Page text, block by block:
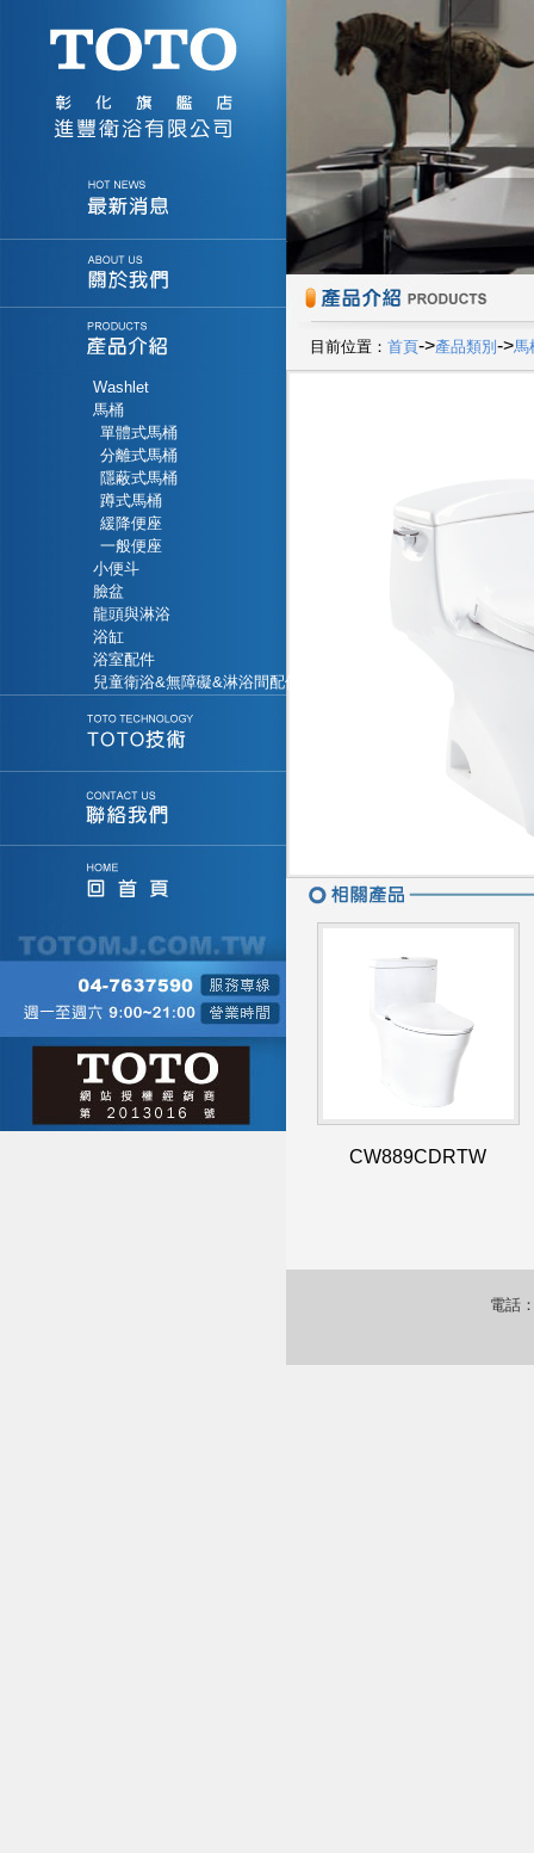
Washlet
馬桶
單體式馬桶
分離式馬桶
隱蔽式馬桶
蹲式馬桶
緩降便座
一般便座
小便斗
臉盆
龍頭與淋浴
浴缸
浴室配件
兒童衛浴&無障礙&淋浴間配件
目前位置： 首頁->產品類別 ->馬
CW889CDRTW
電話